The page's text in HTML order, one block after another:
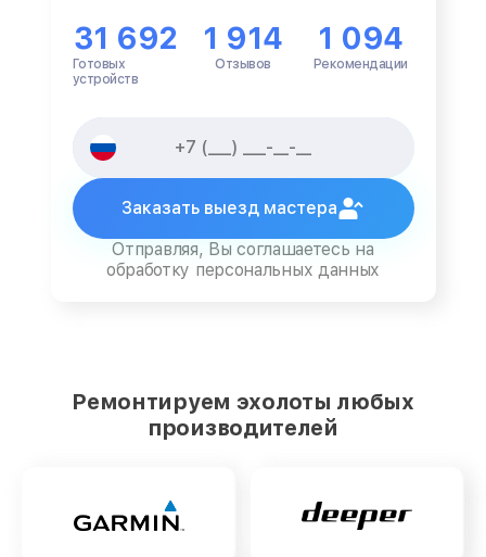
31 692
Готовых
устройств
1 914
Отзывов
1 094
Рекомендации
Заказать выезд мастера
Отправляя, Вы соглашаетесь на
обработку персональных данных
Ремонтируем эхолоты любых
производителей